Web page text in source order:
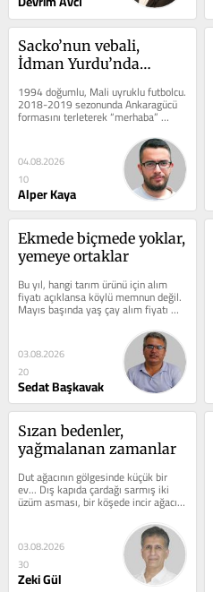
Sacko’nun vebali,
İdman Yurdu’nda…
1994 doğumlu, Mali uyruklu futbolcu.
2018-2019 sezonunda Ankaragücü
formasını terleterek “merhaba”
04.08.2026
10
Alper Kaya
Ekmede biçmede yoklar,
yemeye ortaklar
Bu yıl, hangi tarım ürünü için alım
fiyatı açıklansa köylü memnun değil.
Mayıs başında yaş çay alım fiyatı
açıklandı. Çay...
03.08.2026
20
Sedat Başkavak
Sızan bedenler,
yağmalanan zamanlar
Dut ağacının gölgesinde küçük bir
ev... Dış kapıda çardağı sarmış iki
üzüm asması, bir köşede incir ağacı;
03.08.2026
30
Zeki Gül